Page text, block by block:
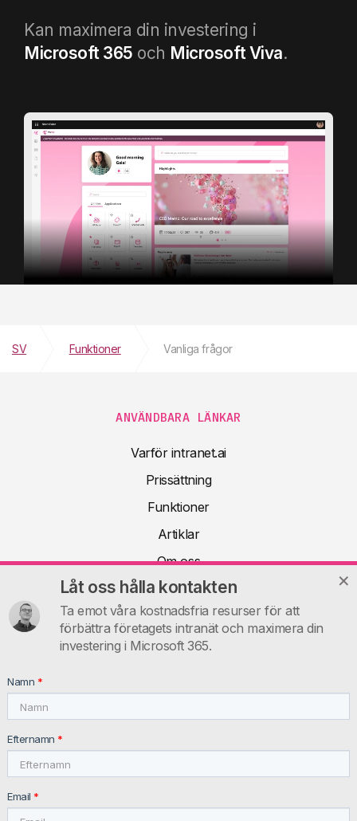
Kan maximera din investering i
Microsoft 365 och Microsoft Viva.
Låt oss hålla kontakten
Ta emot våra kostnadsfria resurser för att
förbättra företagets intranät och maximera din
investering i Microsoft 365.
Namn *
Efternamn *
Email *
SV Funktioner Vanliga frågor
ANVÄNDBARA LÄNKAR
Varför intranet.ai
Prissättning
Funktioner
Artiklar
Om oss
Teknisk dokumentation
FAQ
Kontakt
intranet.ai s.r.l. - Via Fabio Filzi, 5 - 20124 Milano MI - Italia
VAT: IT11172630961, Tel: +39 02 39 29 5655